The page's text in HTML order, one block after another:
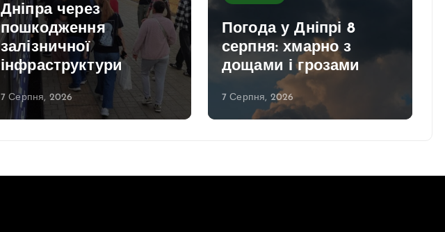
Дніпра через
пошкодження
залізничної
інфраструктури
7 Серпня, 2026
Погода у Дніпрі 8
серпня: хмарно з
дощами і грозами
7 Серпня, 2026